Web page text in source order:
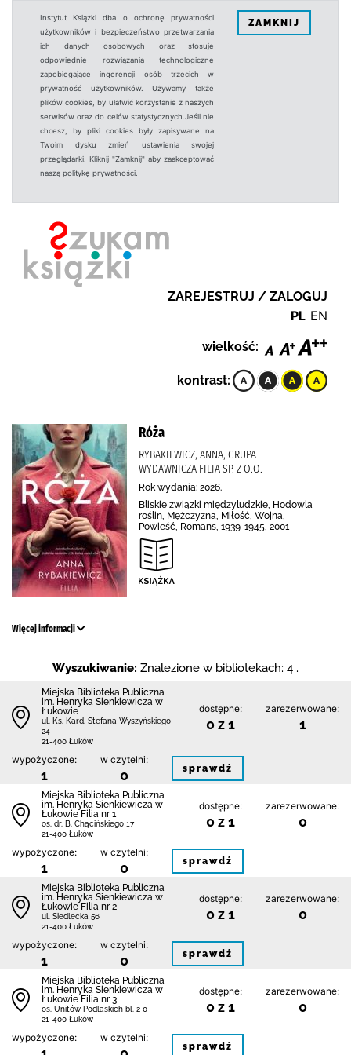
Instytut Książki dba o ochronę prywatności
użytkowników i bezpieczeństwo przetwarzania
ich danych osobowych oraz stosuje
odpowiednie rozwiązania technologiczne
zapobiegające ingerencji osób trzecich w
prywatność użytkowników. Używamy także
plików cookies, by ułatwić korzystanie z naszych
serwisów oraz do celów statystycznych.Jeśli nie
chcesz, by pliki cookies były zapisywane na
Twoim dysku zmień ustawienia swojej
przeglądarki. Kliknij "Zamknij" aby zaakceptować
naszą politykę prywatności.
ZAMKNIJ
ZAREJESTRUJ / ZALOGUJ
PL EN
wielkość:
kontrast:
Róża
RYBAKIEWICZ, ANNA, GRUPA
WYDAWNICZA FILIA SP. Z O.O.
Rok wydania: 2026.
Bliskie związki międzyludzkie, Hodowla
roślin, Mężczyzna, Miłość, Wojna,
Powieść, Romans, 1939-1945, 2001-
Więcej informacji
Wyszukiwanie: Znalezione w bibliotekach: 4 .
Miejska Biblioteka Publiczna
im. Henryka Sienkiewicza w
Łukowie
ul. Ks. Kard. Stefana Wyszyńskiego
24
21-400 Łuków
dostępne:
0 z 1
zarezerwowane:
1
wypożyczone:
1
w czytelni:
0 sprawdź
Miejska Biblioteka Publiczna
im. Henryka Sienkiewicza w
Łukowie Filia nr 1
os. dr. B. Chącińskiego 17
21-400 Łuków
dostępne:
0 z 1
zarezerwowane:
0
wypożyczone:
1
w czytelni:
0 sprawdź
Miejska Biblioteka Publiczna
im. Henryka Sienkiewicza w
Łukowie Filia nr 2
ul. Siedlecka 56
21-400 Łuków
dostępne:
0 z 1
zarezerwowane:
0
wypożyczone:
1
w czytelni:
0 sprawdź
Miejska Biblioteka Publiczna
im. Henryka Sienkiewicza w
Łukowie Filia nr 3
os. Unitów Podlaskich bl. 2 0
21-400 Łuków
dostępne:
0 z 1
zarezerwowane:
0
wypożyczone: w czytelni:
sprawdź